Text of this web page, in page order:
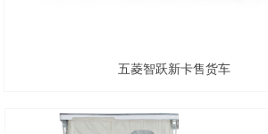
五菱智跃新卡售货车